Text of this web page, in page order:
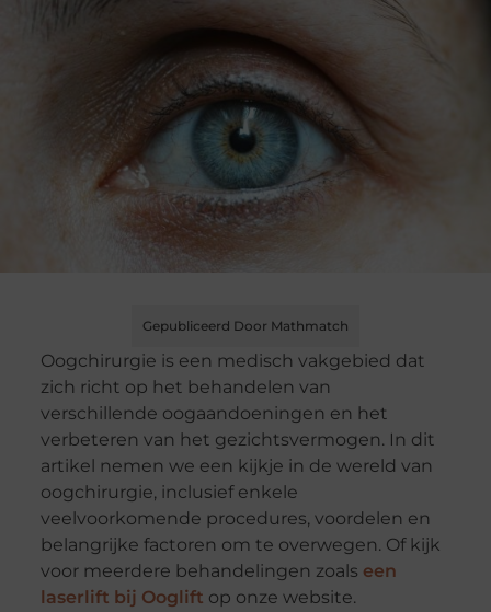
Gepubliceerd Door Mathmatch
Oogchirurgie is een medisch vakgebied dat
zich richt op het behandelen van
verschillende oogaandoeningen en het
verbeteren van het gezichtsvermogen. In dit
artikel nemen we een kijkje in de wereld van
oogchirurgie, inclusief enkele
veelvoorkomende procedures, voordelen en
belangrijke factoren om te overwegen. Of kijk
voor meerdere behandelingen zoals een
laserlift bij Ooglift op onze website.